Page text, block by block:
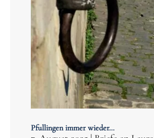
Pfullingen immer wieder…